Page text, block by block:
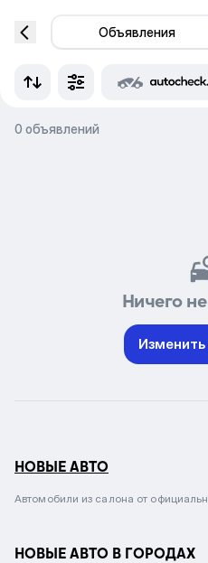
Объявления
0 объявлений
Ничего
НОВЫЕ АВТО
Автомобили из салона от
НОВЫЕ АВТО В ГОРОДАХ